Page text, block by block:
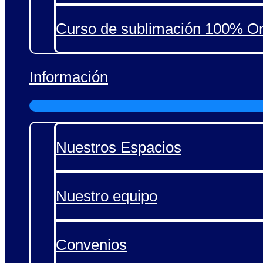
Curso de sublimación 100%
Información
Nuestros Espacios
Nuestro equipo
Convenios